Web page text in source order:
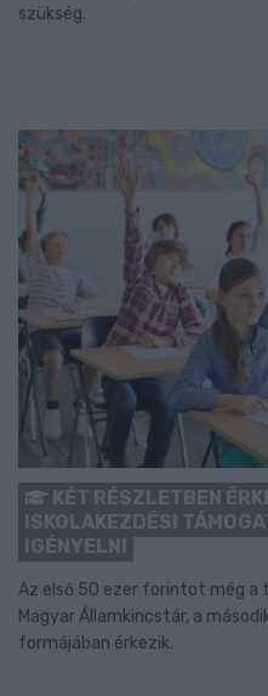
szükség.
KÉT RÉSZLETBEN
ISKOLAKEZDÉSI
IGÉNYELNI
Az első 50 ezer forintot még
Magyar Államkincstár, a
formájában érkezik.